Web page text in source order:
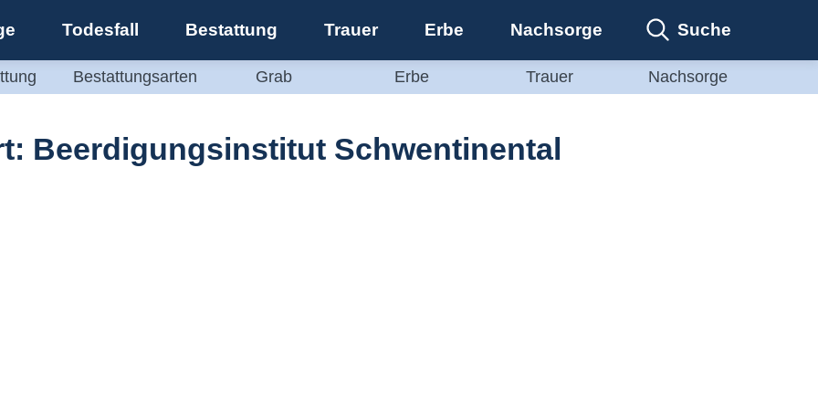
Todesfall Bestattung Trauer Erbe Nachsorge Suche
Bestattungsarten Grab Erbe Trauer Nachsorge
Beerdigungsinstitut Schwentinental